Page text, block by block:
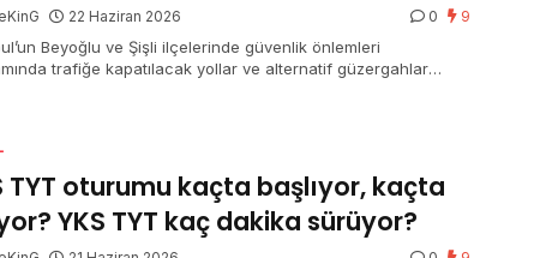
22 Haziran 2026 0 9
Beyoğlu ve Şişli ilçelerinde güvenlik önlemleri
trafiğe kapatılacak yollar ve alternatif güzergahlar
TYT oturumu kaçta başlıyor, kaçta
YKS TYT kaç dakika sürüyor?